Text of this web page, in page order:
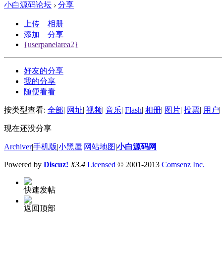
小白源码论坛 › 分享
上传
相册
添加
分享
{userpanelarea2}
好友的分享
我的分享
随便看看
按类型查看: 全部 网址 视频 音乐 Flash 相册 图片 投票 用户
现在还没分享
Archiver|手机版 小黑屋 网站地图 小白源码网
Powered by Discuz! X3.4 Licensed © 2001-2013 Comsenz Inc.
快速发帖
返回顶部